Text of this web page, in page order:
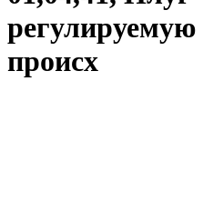
регулируемую
происх